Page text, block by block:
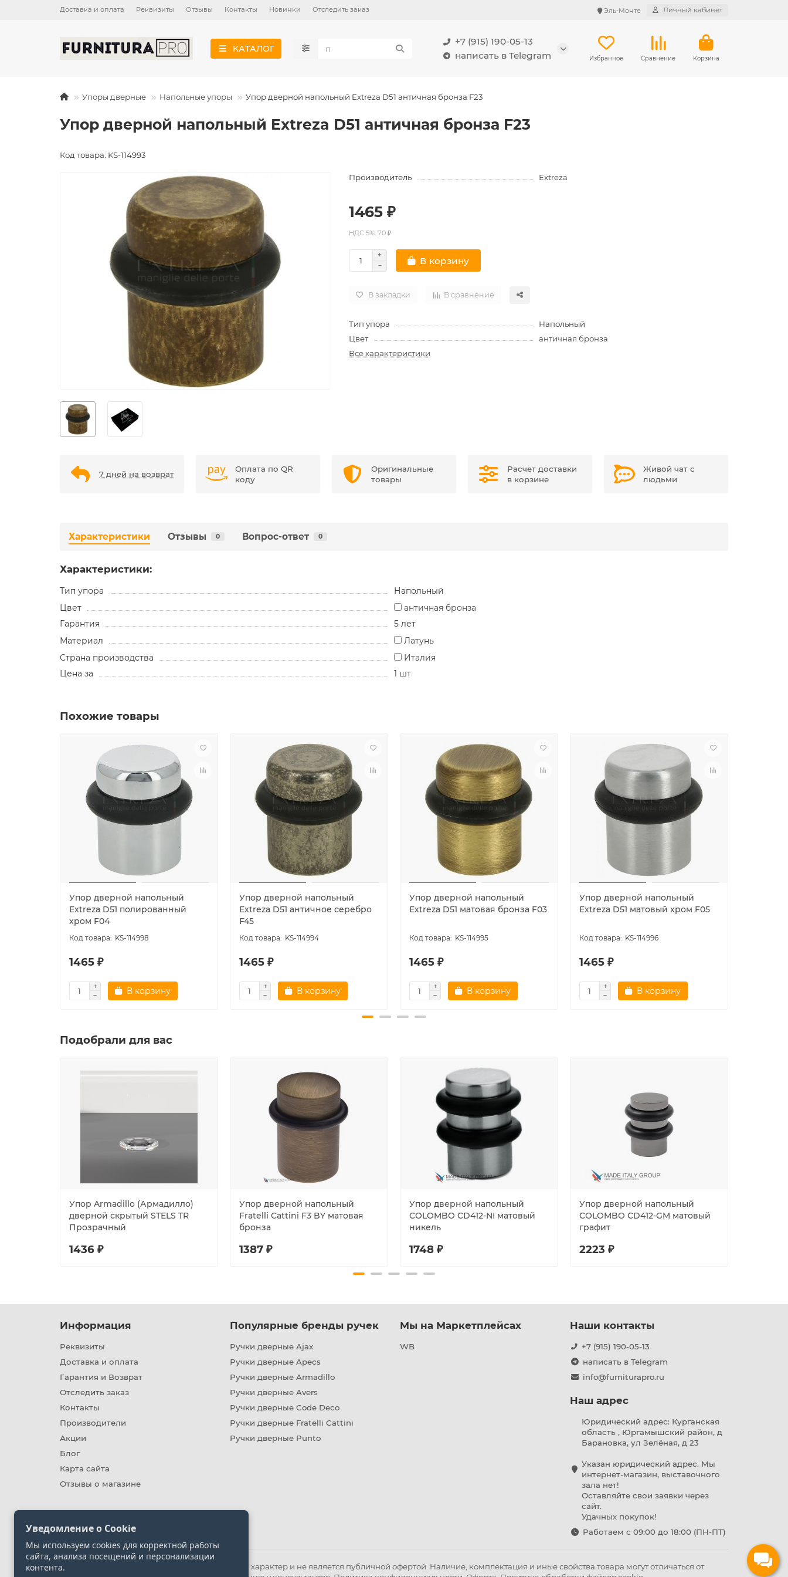
Доставка и оплата Реквизиты Отзывы Контакты Новинки Отследить заказ Эль-Монте Личный кабинет
КАТАЛОГ
+7 (915) 190-05-13
написать в Telegram
Избранное Сравнение Корзина
Упоры дверные Напольные упоры Упор дверной напольный Extreza D51 античная бронза F23
Упор дверной напольный Extreza D51 античная бронза F23
Код товара: KS-114993
Производитель Extreza
1465 ₽
НДС 5%: 70 ₽
В корзину
В закладки В сравнение
Тип упора
Напольный
Цвет
античная бронза
Все характеристики
7 дней на возврат
Оплата по QR
коду
Оригинальные
товары
Расчет доставки
в корзине
Живой чат с
людьми
Характеристики Отзывы 0 Вопрос-ответ 0
Характеристики:
Тип упора
Напольный
Цвет
античная бронза
Гарантия
5 лет
Материал
Латунь
Страна производства
Италия
Цена за
1 шт
Похожие товары
Упор дверной напольный
Extreza D51 полированный
хром F04
KS-114998
1465 ₽
В корзину
Упор дверной напольный
Extreza D51 античное серебро
F45
KS-114994
1465 ₽
В корзину
Упор дверной напольный
Extreza D51 матовая бронза F03
KS-114995
1465 ₽
В корзину
Упор дверной напольный
Extreza D51 матовый хром F05
KS-114996
1465 ₽
В корзину
Подобрали для вас
Упор Armadillo (Армадилло)
дверной скрытый STELS TR
Прозрачный
1436 ₽
Упор дверной напольный
Fratelli Cattini F3 BY матовая
бронза
1387 ₽
Упор дверной напольный
COLOMBO CD412-NI матовый
никель
1748 ₽
Упор дверной напольный
COLOMBO CD412-GM матовый
графит
2223 ₽
Информация
Реквизиты
Доставка и оплата
Гарантия и Возврат
Отследить заказ
Контакты
Производители
Акции
Блог
Карта сайта
Отзывы о магазине
Популярные бренды ручек
Ручки дверные Ajax
Ручки дверные Apecs
Ручки дверные Armadillo
Ручки дверные Avers
Ручки дверные Code Deco
Ручки дверные Fratelli Cattini
Ручки дверные Punto
Мы на Маркетплейсах
WB
Наши контакты
+7 (915) 190-05-13
написать в Telegram
info@furniturapro.ru
Наш адрес
Юридический адрес: Курганская
область , Юргамышский район, д
Барановка, ул Зелёная, д 23
Указан юридический адрес. Мы
интернет-магазин, выставочного
зала нет!
Оставляйте свои заявки через
сайт.
Удачных покупок!
Работаем с 09:00 до 18:00 (ПН-ПТ)
Информация на сайте носит ознакомительный характер и не является публичной офертой. Наличие, комплектация и иные свойства товара могут отличаться от
Уведомление о Cookie
Мы используем cookies для корректной работы
сайта, анализа посещений и персонализации
контента.